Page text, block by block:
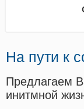
На пути к
Предлагаем
инитмной